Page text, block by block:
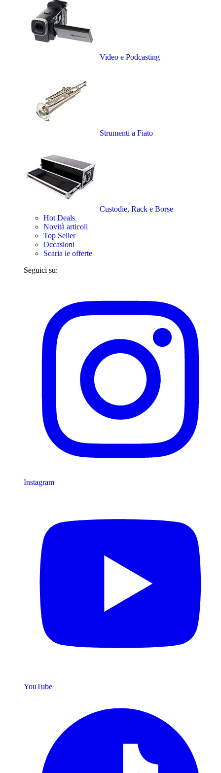
Video e Podcasting
Strumenti a Fiato
Custodie, Rack e Borse
Hot Deals
Novità articoli
Top Seller
Occasioni
Scaria le offerte
Seguici su:
Instagram
YouTube